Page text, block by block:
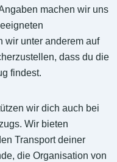
machen wir uns
wir unter anderem auf
dass du die
findest.
wir dich auch bei
Wir bieten
Transport deiner
die Organisation von